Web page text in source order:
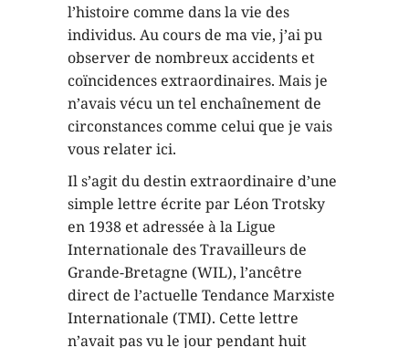
l’histoire comme dans la vie des
individus. Au cours de ma vie, j’ai pu
observer de nombreux accidents et
coïncidences extraordinaires. Mais je
n’avais vécu un tel enchaînement de
circonstances comme celui que je vais
vous relater ici.
Il s’agit du destin extraordinaire d’une
simple lettre écrite par Léon Trotsky
en 1938 et adressée à la Ligue
Internationale des Travailleurs de
Grande-Bretagne (WIL), l’ancêtre
direct de l’actuelle Tendance Marxiste
Internationale (TMI). Cette lettre
n’avait pas vu le jour pendant huit